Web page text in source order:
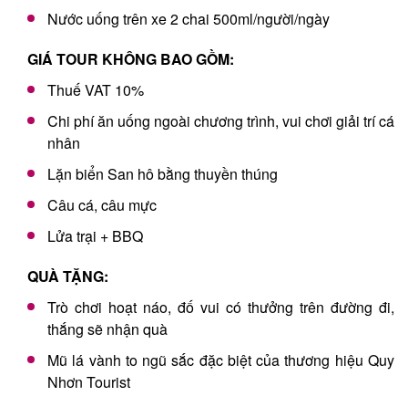
Nước uống trên xe 2 chai 500ml/người/ngày
GIÁ TOUR KHÔNG BAO GỒM:
Thuế VAT 10%
Chi phí ăn uống ngoài chương trình, vui chơi giải trí cá
nhân
Lặn biển San hô bằng thuyền thúng
Câu cá, câu mực
Lửa trại + BBQ
QUÀ TẶNG:
Trò chơi hoạt náo, đố vui có thưởng trên đường đi,
thắng sẽ nhận quà
Mũ lá vành to ngũ sắc đặc biệt của thương hiệu Quy
Nhơn Tourist